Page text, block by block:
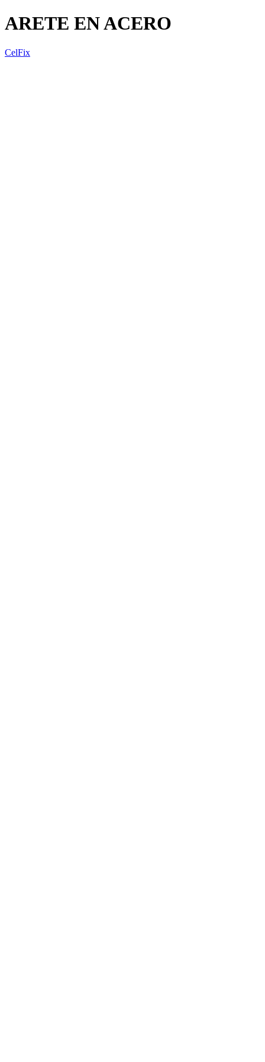
ARETE EN ACERO
CelFix